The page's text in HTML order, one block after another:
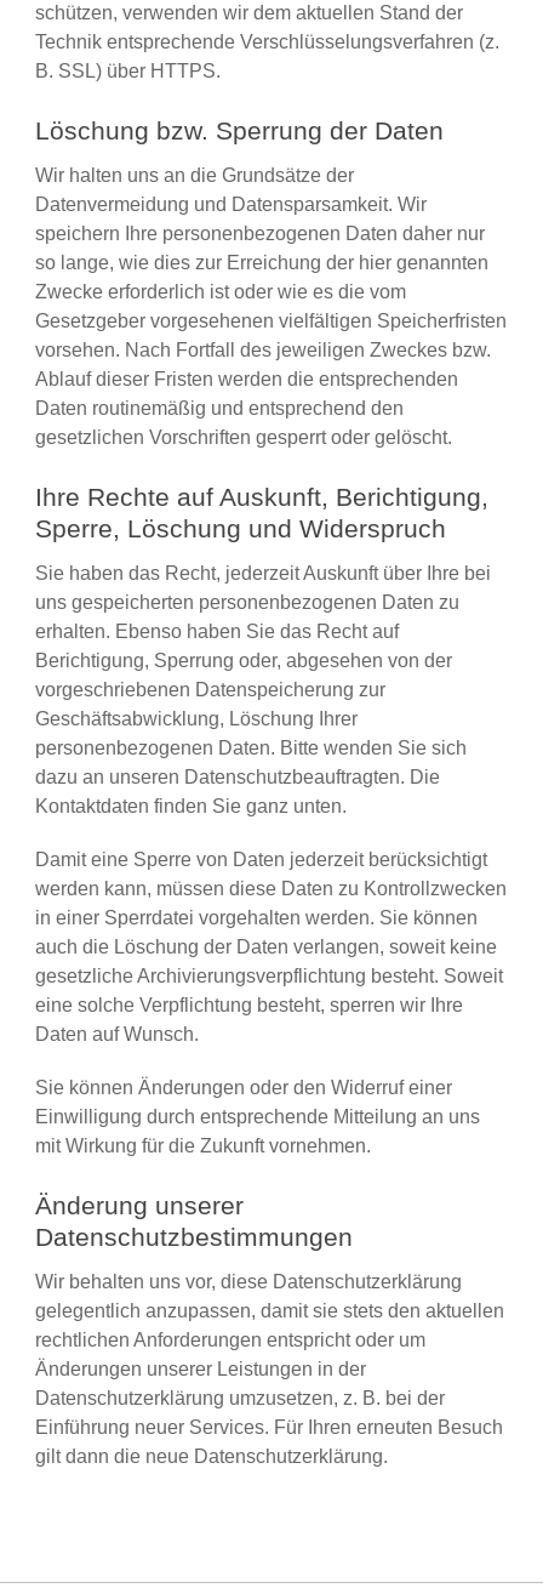
schützen, verwenden wir dem aktuellen Stand der
Technik entsprechende Verschlüsselungsverfahren (z.
B. SSL) über HTTPS.
Löschung bzw. Sperrung der Daten
Wir halten uns an die Grundsätze der
Datenvermeidung und Datensparsamkeit. Wir
speichern Ihre personenbezogenen Daten daher nur
so lange, wie dies zur Erreichung der hier genannten
Zwecke erforderlich ist oder wie es die vom
Gesetzgeber vorgesehenen vielfältigen Speicherfristen
vorsehen. Nach Fortfall des jeweiligen Zweckes bzw.
Ablauf dieser Fristen werden die entsprechenden
Daten routinemäßig und entsprechend den
gesetzlichen Vorschriften gesperrt oder gelöscht.
Ihre Rechte auf Auskunft, Berichtigung,
Sperre, Löschung und Widerspruch
Sie haben das Recht, jederzeit Auskunft über Ihre bei
uns gespeicherten personenbezogenen Daten zu
erhalten. Ebenso haben Sie das Recht auf
Berichtigung, Sperrung oder, abgesehen von der
vorgeschriebenen Datenspeicherung zur
Geschäftsabwicklung, Löschung Ihrer
personenbezogenen Daten. Bitte wenden Sie sich
dazu an unseren Datenschutzbeauftragten. Die
Kontaktdaten finden Sie ganz unten.
Damit eine Sperre von Daten jederzeit berücksichtigt
werden kann, müssen diese Daten zu Kontrollzwecken
in einer Sperrdatei vorgehalten werden. Sie können
auch die Löschung der Daten verlangen, soweit keine
gesetzliche Archivierungsverpflichtung besteht. Soweit
eine solche Verpflichtung besteht, sperren wir Ihre
Daten auf Wunsch.
Sie können Änderungen oder den Widerruf einer
Einwilligung durch entsprechende Mitteilung an uns
mit Wirkung für die Zukunft vornehmen.
Änderung unserer
Datenschutzbestimmungen
Wir behalten uns vor, diese Datenschutzerklärung
gelegentlich anzupassen, damit sie stets den aktuellen
rechtlichen Anforderungen entspricht oder um
Änderungen unserer Leistungen in der
Datenschutzerklärung umzusetzen, z. B. bei der
Einführung neuer Services. Für Ihren erneuten Besuch
gilt dann die neue Datenschutzerklärung.